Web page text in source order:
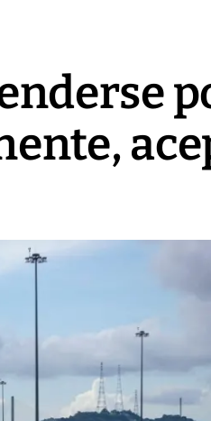
Video, Japón:
deja heridos y graves
daños en